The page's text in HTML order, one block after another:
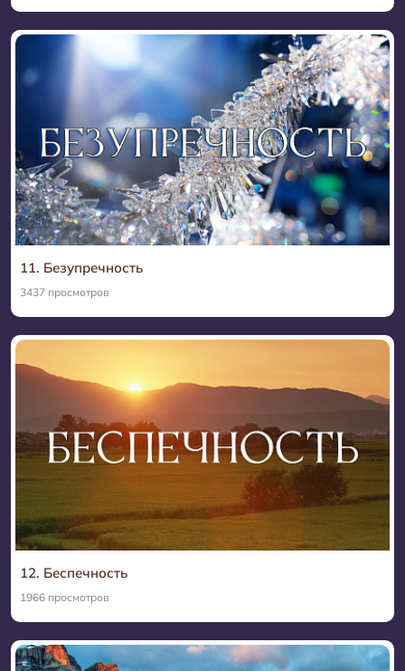
11. Безупречность
3437 просмотров
12. Беспечность
1966 просмотров